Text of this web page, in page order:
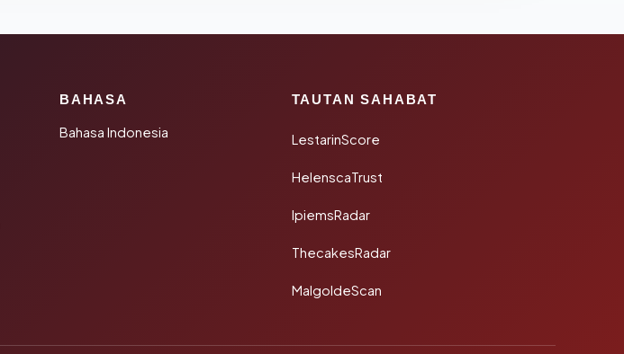
BAHASA
Bahasa Indonesia
TAUTAN SAHABAT
LestarinScore
HelenscaTrust
IpiemsRadar
ThecakesRadar
MalgoldeScan